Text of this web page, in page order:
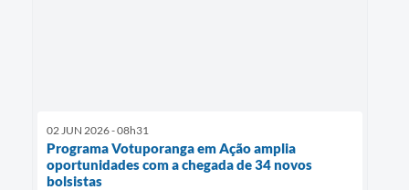
02 JUN 2026 - 08h31
Programa Votuporanga em Ação amplia
oportunidades com a chegada de 34 novos
bolsistas